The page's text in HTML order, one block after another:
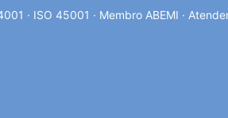
· ISO 45001 · Membro ABEMI ·